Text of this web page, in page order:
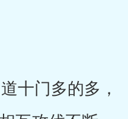
十门多的多，